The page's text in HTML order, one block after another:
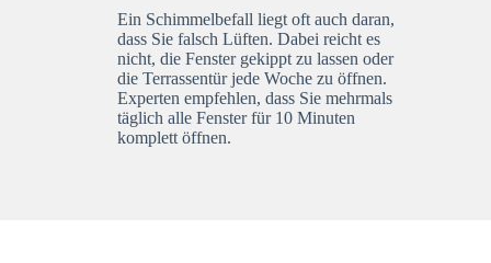
Ein Schimmelbefall liegt oft auch daran,
dass Sie falsch Lüften. Dabei reicht es
nicht, die Fenster gekippt zu lassen oder
die Terrassentür jede Woche zu öffnen.
Experten empfehlen, dass Sie mehrmals
täglich alle Fenster für 10 Minuten
komplett öffnen.